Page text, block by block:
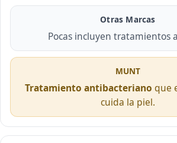
Otras Marcas
Pocas incluyen tratamientos
MUNT
Tratamiento antibacteriano que
cuida la piel.